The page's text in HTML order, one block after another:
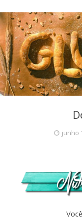
junho